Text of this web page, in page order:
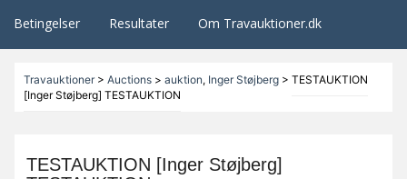
Betingelser Resultater Om Travauktioner.dk
Travauktioner> Auctions> auktion, Inger Støjberg> TESTAUKTION
[Inger Støjberg] TESTAUKTION
TESTAUKTION [Inger Støjberg]